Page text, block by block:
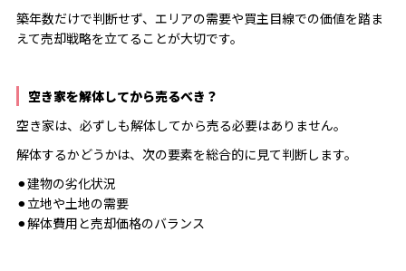
築年数だけで判断せず、エリアの需要や買主目線での価値を踏ま
えて売却戦略を立てることが大切です。
空き家を解体してから売るべき？
空き家は、必ずしも解体してから売る必要はありません。
解体するかどうかは、次の要素を総合的に見て判断します。
⚫︎建物の劣化状況
⚫︎立地や土地の需要
⚫︎解体費用と売却価格のバランス